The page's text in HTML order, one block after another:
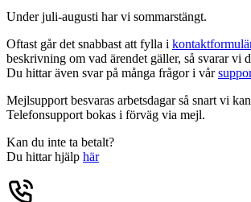
Under juli-augusti har vi sommarstängt.
Oftast går det snabbast att fylla i
beskrivning om vad ärendet gäller, så svarar vi
Du hittar även svar på många frågor i vår
Mejlsupport besvaras arbetsdagar så snart vi
Telefonsupport bokas i förväg via mejl.
Kan du inte ta betalt?
Du hittar hjälp här